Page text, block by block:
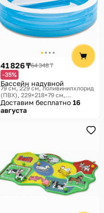
41 826 ₸64 348 ₸
-35%
Бассейн надувной
79 см, 229 см, поливинилхлорид
(ПВХ), 229×218×79 см,
229×218×79 см Intex
Доставим бесплатно 16
августа